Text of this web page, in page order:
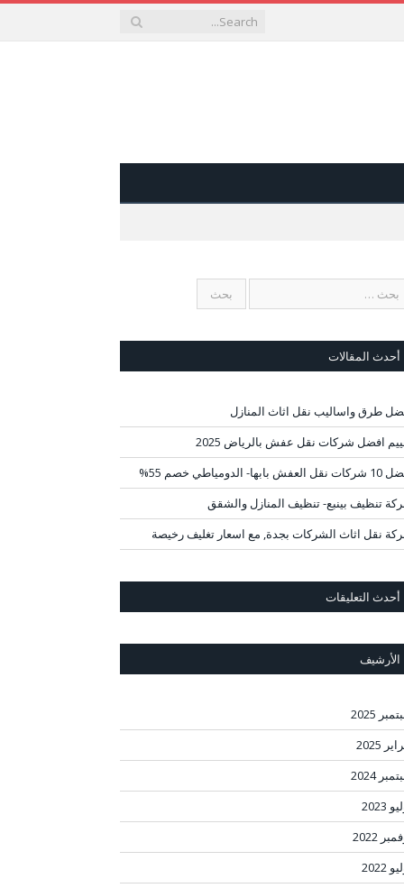
أحدث المقالات
طرق واساليب نقل اثاث المنازل
افضل شركات نقل عفش بالرياض 2025
بابها- الدومياطي خصم 55%
تنظيف بينبع- تنظيف المنازل والشقق
نقل اثاث الشركات بجدة, مع اسعار تغليف رخيصة
أحدث التعليقات
الأرشيف
2025
2025
2024
2023
2022
2022